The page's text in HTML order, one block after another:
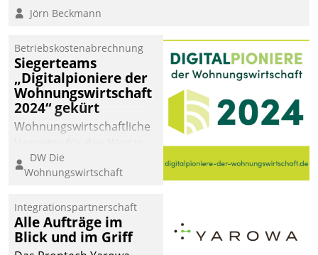
Jörn Beckmann
Betriebskostenabrechnung
Siegerteams
„Digitalpioniere der
Wohnungswirtschaft
2024“ gekürt
Wohnungswirtschaftliche
eine digitale Zukunft zu
finden, ist das Ziel des
der
Wohnungswirtschaft“.
Bewerben können sich
DW Die
Wohnungswirtschaft
Integrationspartnerschaft
Alle Aufträge im
Blick und im Griff